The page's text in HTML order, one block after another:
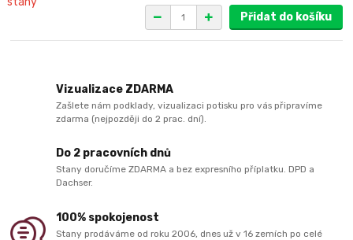
Přidat do košíku
Vizualizace ZDARMA
Zašlete nám podklady, vizualizaci potisku pro vás připravíme
zdarma (nejpozději do 2 prac. dní).
Do 2 pracovních dnů
Stany doručíme ZDARMA a bez expresního příplatku. DPD a
Dachser.
100% spokojenost
Stany prodáváme od roku 2006, dnes už v 16 zemích po celé